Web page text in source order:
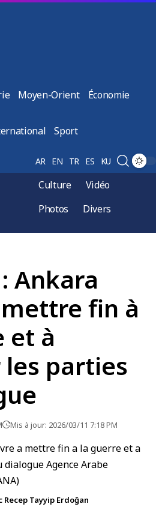
Moyen-Orient Économie
Sport
AR EN TR ES KU
Culture
Vidéo
Photos
Divers
Ankara
fin à
et à
parties
Mis à jour: 2026/03/11 7:18 PM
Tayyip Erdoğan